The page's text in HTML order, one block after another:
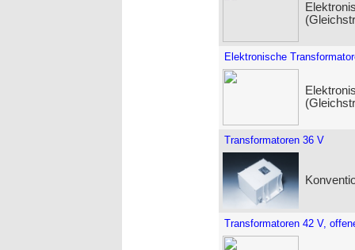
Elektronische
Transformatoren 36 V
Transformatoren 42 V,